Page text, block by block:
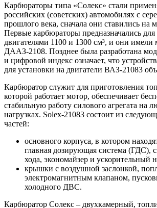
Карбюраторы типа «Солекс» стали
российских (советских) автомобилях с
прошлого века, сначала они ставились
Первые карбюраторы предназначались для
двигателями 1100 и 1300 см³, и они имели
ДААЗ-2108. Позднее была разработана
и цифровой индекс означает, что
для установки на двигатели ВАЗ-21083
Карбюратор служит для приготовления
которой работает мотор, обеспечивает
стабильную работу силового агрегата на
нагрузках. Solex-21083 состоит из
частей:
основного корпуса, в котором
главная дозирующая система (ГДС),
хода, экономайзер и ускорительный
крышки с воздушной заслонкой,
электромагнитным клапаном,
холодного ДВС.
Карбюратор Солекс – двухкамерный,